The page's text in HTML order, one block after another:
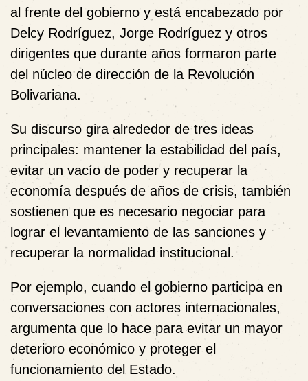
al frente del gobierno y está encabezado por
Delcy Rodríguez, Jorge Rodríguez y otros
dirigentes que durante años formaron parte
del núcleo de dirección de la Revolución
Bolivariana.
Su discurso gira alrededor de tres ideas
principales: mantener la estabilidad del país,
evitar un vacío de poder y recuperar la
economía después de años de crisis, también
sostienen que es necesario negociar para
lograr el levantamiento de las sanciones y
recuperar la normalidad institucional.
Por ejemplo, cuando el gobierno participa en
conversaciones con actores internacionales,
argumenta que lo hace para evitar un mayor
deterioro económico y proteger el
funcionamiento del Estado.